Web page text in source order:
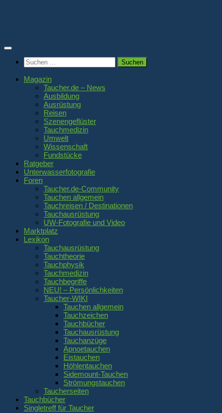
Suchen
nach:
Magazin
Taucher.de – News
Ausbildung
Ausrüstung
Reisen
Szenengeflüster
Tauchmedizin
Umwelt
Wissenschaft
Fundstücke
Ratgeber
Unterwasserfotografie
Foren
Taucher.de-Community
Tauchen allgemein
Tauchreisen / Destinationen
Tauchausrüstung
UW-Fotografie und Video
Marktplatz
Lexikon
Tauchausrüstung
Tauchtheorie
Tauchphysik
Tauchmedizin
Tauchbegriffe
NEU! – Persönlichkeiten
Taucher-WIKI
Tauchen allgemein
Tauchzeichen
Tauchbücher
Tauchausrüstung
Tauchanzüge
Apnoetauchen
Eistauchen
Höhlentauchen
Sidemount-Tauchen
Strömungstauchen
Taucherseiten
Tauchbücher
Singletreff für Taucher